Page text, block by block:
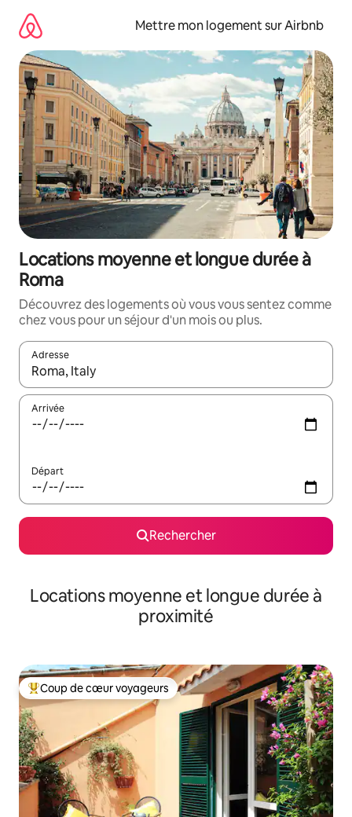
directement
contenu
Mettre mon logement sur Airbnb
Locations moyenne et longue durée à
Roma
Découvrez des logements où vous vous sentez comme
chez vous pour un séjour d'un mois ou plus.
Adresse
Lorsque les résultats s'affichent, utilisez les flèches vers le
Arrivée
Départ
Rechercher
Locations moyenne et longue durée à
proximité
Coups de cœur voyageurs les plus appréciés
Coup de cœur voyageurs